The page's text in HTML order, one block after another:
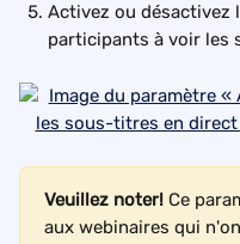
Activez ou désactivez
participants à voir les
Veuillez noter! Ce
aux webinaires qui